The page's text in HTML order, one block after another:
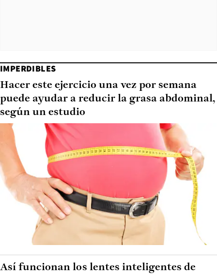
IMPERDIBLES
Hacer este ejercicio una vez por semana
puede ayudar a reducir la grasa abdominal,
según un estudio
Así funcionan los lentes inteligentes de